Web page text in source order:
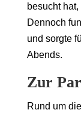
besucht
Dennoch
und sorgte
Abends.
Zur
Rund um